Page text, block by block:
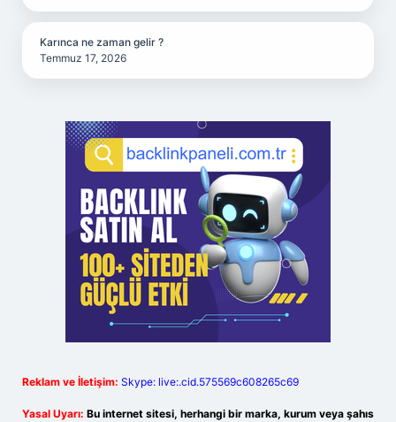
Karınca ne zaman gelir ?
Temmuz 17, 2026
Reklam ve İletişim: Skype: live:.cid.575569c608265c69
Yasal Uyarı: Bu internet sitesi, herhangi bir marka, kurum veya şahıs